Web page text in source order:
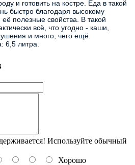
и готовить на костре. Еда в такой
быстро благодаря высокому
полезные свойства. В такой
всё, что угодно - каши,
и много, чего ещё.
6,5 литра.
Используйте обычный
Хорошо